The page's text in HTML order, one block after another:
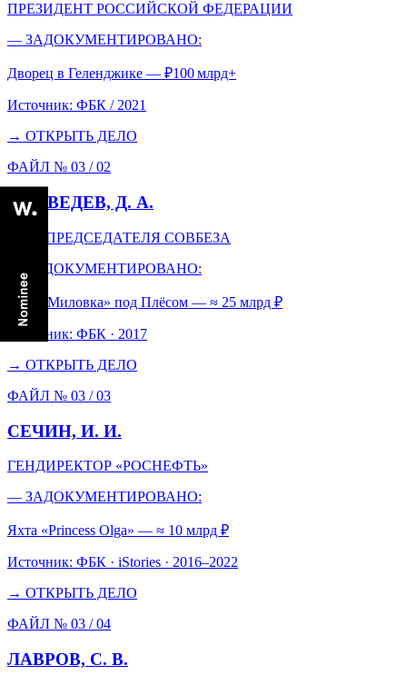
ПРЕЗИДЕНТ РОССИЙСКОЙ ФЕДЕРАЦИИ
— ЗАДОКУМЕНТИРОВАНО:
Дворец в Геленджике — ₽100 млрд+
Источник: ФБК / 2021
→ ОТКРЫТЬ ДЕЛО
ФАЙЛ № 03 /02
МЕДВЕДЕВ, Д. А.
ЗАМ. ПРЕДСЕДАТЕЛЯ СОВБЕЗА
— ЗАДОКУМЕНТИРОВАНО:
Дача «Миловка» под Плёсом — ≈ 25 млрд ₽
Источник: ФБК · 2017
→ ОТКРЫТЬ ДЕЛО
ФАЙЛ № 03 /03
СЕЧИН, И. И.
ГЕНДИРЕКТОР «РОСНЕФТЬ»
— ЗАДОКУМЕНТИРОВАНО:
Яхта «Princess Olga» — ≈ 10 млрд ₽
Источник: ФБК · iStories · 2016–2022
→ ОТКРЫТЬ ДЕЛО
ФАЙЛ № 03 /04
ЛАВРОВ, С. В.